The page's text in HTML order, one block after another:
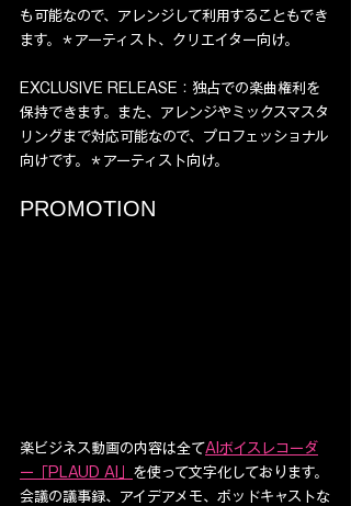
も可能なので、アレンジして利用することもでき
ます。＊アーティスト、クリエイター向け。
EXCLUSIVE RELEASE：独占での楽曲権利を
保持できます。また、アレンジやミックスマスタ
リングまで対応可能なので、プロフェッショナル
向けです。＊アーティスト向け。
PROMOTION
楽ビジネス動画の内容は全てAIボイスレコーダ
ー「PLAUD AI」 を使って文字化しております。
会議の議事録、アイデアメモ、ポッドキャストな